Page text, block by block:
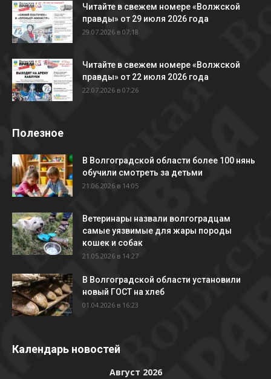
Читайте в свежем номере «Волжской
правды» от 29 июля 2026 года
29.07.2026 в 07:18
Читайте в свежем номере «Волжской
правды» от 22 июля 2026 года
22.07.2026 в 07:26
Полезное
В Волгоградской области более 100 нянь
обучили смотреть за детьми
21.06.2026 в 14:05
Ветеринары назвали волгоградцам
самые уязвимые для жары породы
кошек и собак
21.05.2026 в 14:27
В Волгоградской области установили
новый ГОСТ на хлеб
01.04.2026 в 16:23
Календарь новостей
Август 2026